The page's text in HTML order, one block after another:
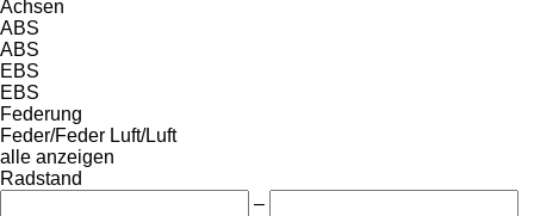
Achsen
ABS
ABS
EBS
EBS
Federung
Feder/Feder Luft/Luft
alle anzeigen
Radstand
–